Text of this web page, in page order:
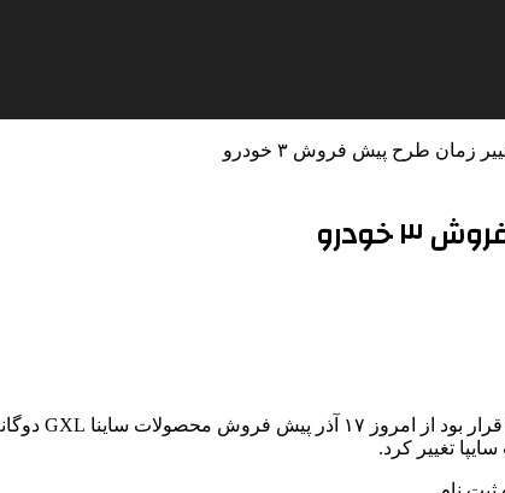
زمان طرح پیش فروش ۳ خودرو
تغییر کرد.